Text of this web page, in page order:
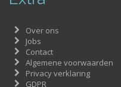
Over ons
Jobs
Contact
Algemene voorwaarden
Privacy verklaring
GDPR